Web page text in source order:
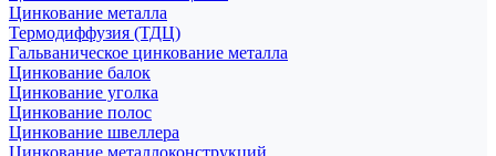
Цинкование металла
Термодиффузия (ТДЦ)
Гальваническое цинкование металла
Цинкование балок
Цинкование уголка
Цинкование полос
Цинкование швеллера
Цинкование металлоконструкций